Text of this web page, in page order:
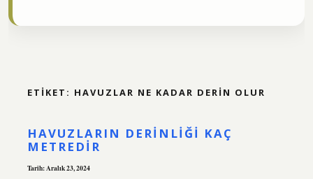
ETIKET: HAVUZLAR NE KADAR DERIN OLUR
HAVUZLARIN DERINLIĞI KAÇ
METREDIR
Tarih: Aralık 23, 2024